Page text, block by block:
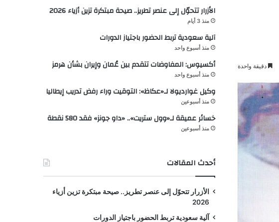
دقيقة واحدة
الأزرار تتحوّل إلى عنصر تطريز.. صيحة مبتكرة تزين أزياء 2026
منذ 3 أيام
آلية سعودية تربط الحضور باجتياز الدورات
منذ أسبوع واحد
أكسيوس: المفاوضات تتقدم بين عُمان وإيران بشأن هرمز
منذ أسبوع واحد
وكيل غوارديولا لـ«عكاظ»: التوقيت وراء رفض تدريب إيطاليا
منذ أسبوعين
خسائر عميقة لـ«وول ستريت».. «داو جونز» فقد 580 نقطة
منذ أسبوعين
أحدث المقالات
الأزرار تتحوّل إلى عنصر تطريز.. صيحة مبتكرة تزين أزياء
2026
آلية سعودية تربط الحضور باجتياز الدورات